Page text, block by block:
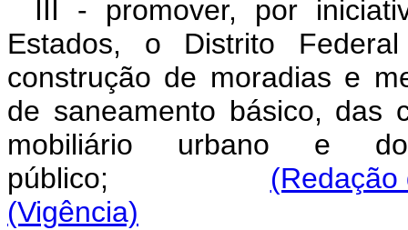
III - promover, por
Estados, o Distrito
construção de moradias e
de saneamento básico, das
mobiliário urbano e
público; (Redação
(Vigência)